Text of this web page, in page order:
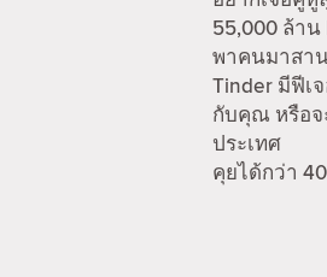
55,000 ล้าน
พาคนมาสา
Tinder มีฟีเ
กับคุณ หรือจ
ประเทศ
คุยได้กว่า